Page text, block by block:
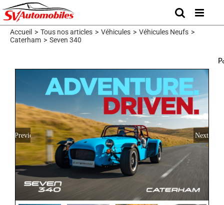
Skip
to
content
Accueil > Tous nos articles > Véhicules > Véhicules Neufs >
Caterham > Seven 340
Previous Next